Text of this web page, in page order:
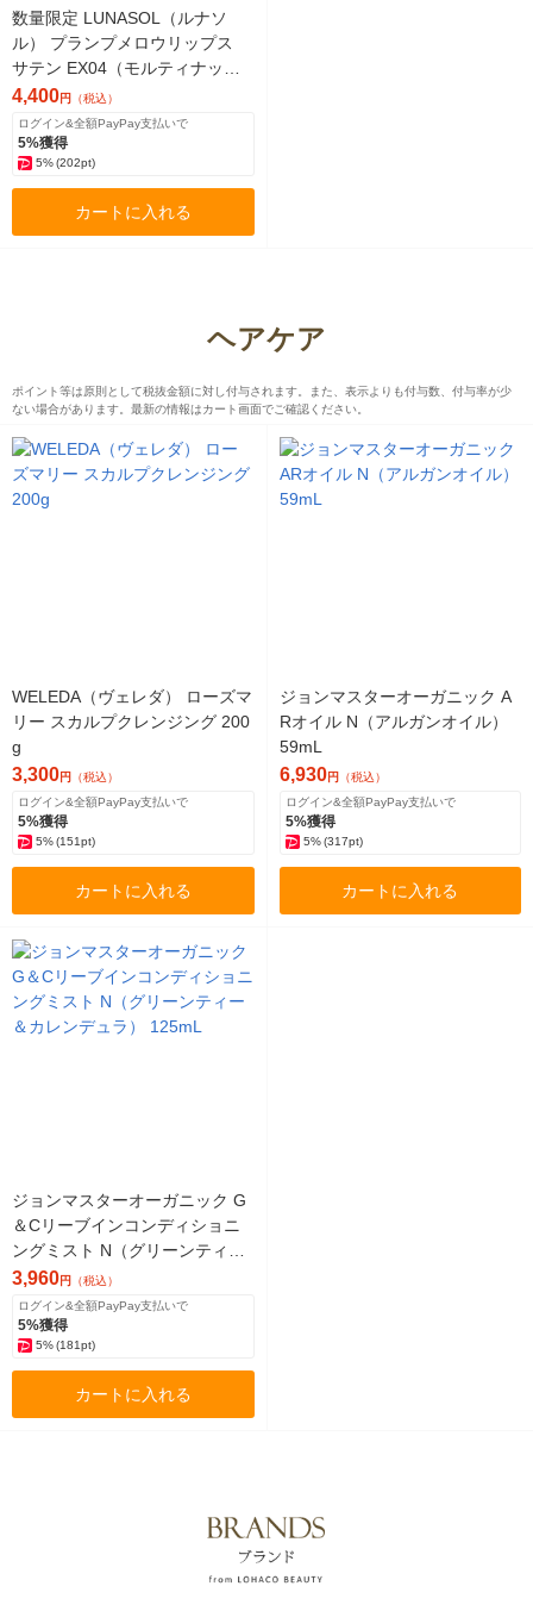
数量限定 LUNASOL（ルナソ
ル） プランプメロウリップス
サテン EX04（モルティナッ
ツ）
4,400円 （税込）
ログイン&全額PayPay支払いで
5%獲得
5%(202pt)
カートに入れる
ヘアケア
ポイント等は原則として税抜金額に対し付与されます。また、表示よりも付与数、付与率が少
ない場合があります。最新の情報はカート画面でご確認ください。
WELEDA（ヴェレダ） ローズマ
リー スカルプクレンジング 200
g
3,300円 （税込）
ログイン&全額PayPay支払いで
5%獲得
5%(151pt)
カートに入れる
ジョンマスターオーガニック A
Rオイル N（アルガンオイル）
59mL
6,930円 （税込）
ログイン&全額PayPay支払いで
5%獲得
5% (317pt)
カートに入れる
ジョンマスターオーガニック G
＆Cリーブインコンディショニ
ングミスト N（グリーンティー
＆カレンデュラ） 125mL
3,960円 （税込）
ログイン&全額PayPay支払いで
5%獲得
5%(181pt)
カートに入れる